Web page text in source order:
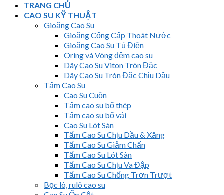
TRANG CHỦ
CAO SU KỸ THUẬT
Gioăng Cao Su
Gioăng Cống Cấp Thoát Nước
Gioăng Cao Su Tủ Điện
Oring và Vòng đệm cao su
Dây Cao Su Viton Tròn Đặc
Dây Cao Su Tròn Đặc Chịu Dầu
Tấm Cao Su
Cao Su Cuộn
Tấm cao su bố thép
Tấm cao su bố vải
Cao Su Lót Sàn
Tấm Cao Su Chịu Dầu & Xăng
Tấm Cao Su Giảm Chấn
Tấm Cao Su Lót Sàn
Tấm Cao Su Chịu Va Đập
Tấm Cao Su Chống Trơn Trượt
Bọc lô, rulô cao su